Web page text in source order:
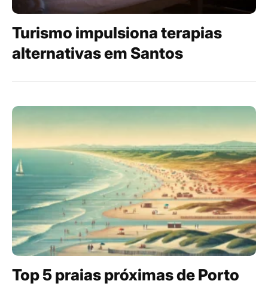
Turismo impulsiona terapias
alternativas em Santos
Top 5 praias próximas de Porto